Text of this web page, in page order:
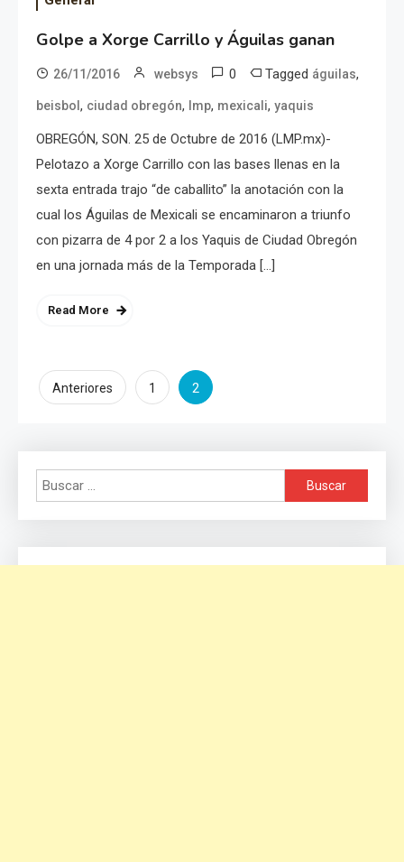
Golpe a Xorge Carrillo y Águilas ganan
26/11/2016 websys 0 Tagged águilas,
beisbol , ciudad obregón, lmp, mexicali, yaquis
OBREGÓN, SON. 25 de Octubre de 2016 (LMP.mx)-
Pelotazo a Xorge Carrillo con las bases llenas en la
sexta entrada trajo “de caballito” la anotación con la
cual los Águilas de Mexicali se encaminaron a triunfo
con pizarra de 4 por 2 a los Yaquis de Ciudad Obregón
en una jornada más de la Temporada […]
Read More
Paginación
entradas
Anteriores 1 2
Buscar: